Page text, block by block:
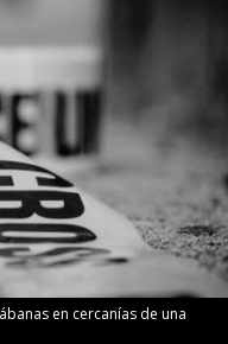
en cercanías de una